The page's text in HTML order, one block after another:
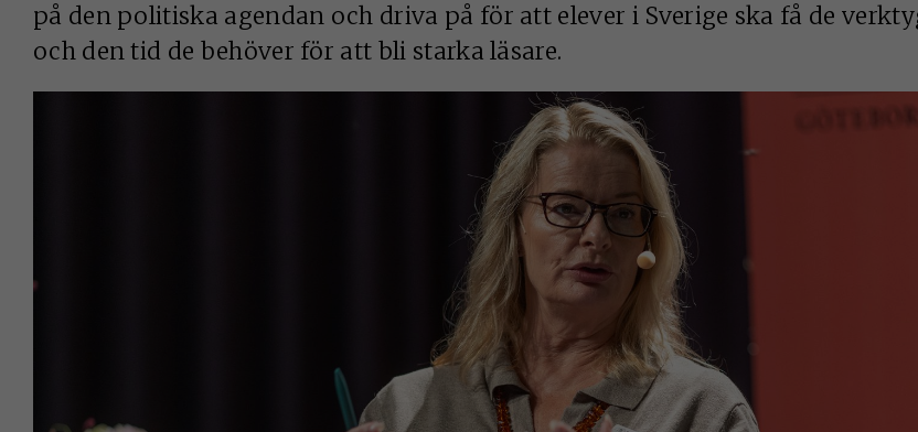
på den politiska agendan och driva på för att elever i Sverige ska få de
och den tid de behöver för att bli starka läsare.